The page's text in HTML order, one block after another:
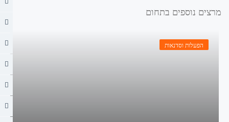
מרצים נוספים בתחום
הפעלות וסדנאות